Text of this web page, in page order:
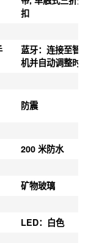
扣
蓝牙：连接至智
机并自动调整时
防震
200 米防水
矿物玻璃
LED：白色